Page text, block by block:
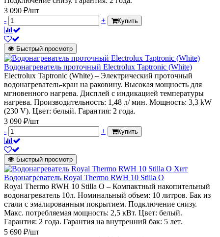
3 090 ₽/шт
-
+ Купить
Быстрый просмотр
Водонагреватель проточный Electrolux Taptronic (White)
Electrolux Taptronic (White) – Электрический проточный
водонагреватель-кран на раковину. Высокая мощность для
мгновенного нагрева. Дисплей с индикацией температуры
нагрева. Производительность: 1,48 л/ мин. Мощность: 3,3 kW
(230 V). Цвет: белый. Гарантия: 2 года.
3 090 ₽/шт
-
+ Купить
Быстрый просмотр
Хит
Водонагреватель Royal Thermo RWH 10 Stilla O
Royal Thermo RWH 10 Stilla O – Компактный накопительный
водонагреватель 10л. Номинальный объем: 10 литров. Бак из
стали с эмалированным покрытием. Подключение снизу.
Макс. потребляемая мощность: 2,5 кВт. Цвет: белый.
Гарантия: 2 года. Гарантия на внутренний бак: 5 лет.
5 690 ₽/шт